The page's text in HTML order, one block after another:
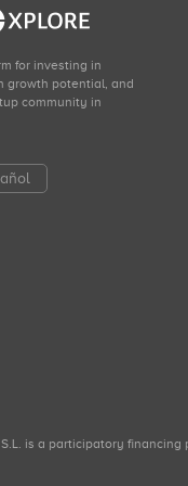
for investing in
growth potential, and
community in
is a participatory